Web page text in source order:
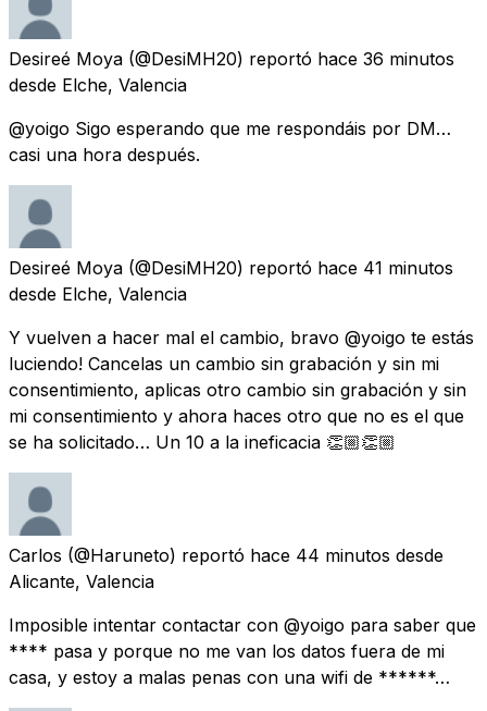
Desireé Moya (@DesiMH20) reportó hace 36 minutos
desde Elche, Valencia
@yoigo Sigo esperando que me respondáis por DM…
casi una hora después.
Desireé Moya (@DesiMH20) reportó hace 41 minutos
desde Elche, Valencia
Y vuelven a hacer mal el cambio, bravo @yoigo te estás
luciendo! Cancelas un cambio sin grabación y sin mi
consentimiento, aplicas otro cambio sin grabación y sin
mi consentimiento y ahora haces otro que no es el que
se ha solicitado… Un 10 a la ineficacia 👏🏼👏🏼
Carlos (@Haruneto) reportó hace 44 minutos desde
Alicante, Valencia
Imposible intentar contactar con @yoigo para saber que
**** pasa y porque no me van los datos fuera de mi
casa, y estoy a malas penas con una wifi de ******…